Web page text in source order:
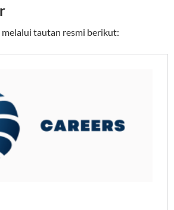
tautan resmi berikut: